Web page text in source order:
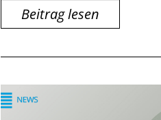
Beitrag lesen